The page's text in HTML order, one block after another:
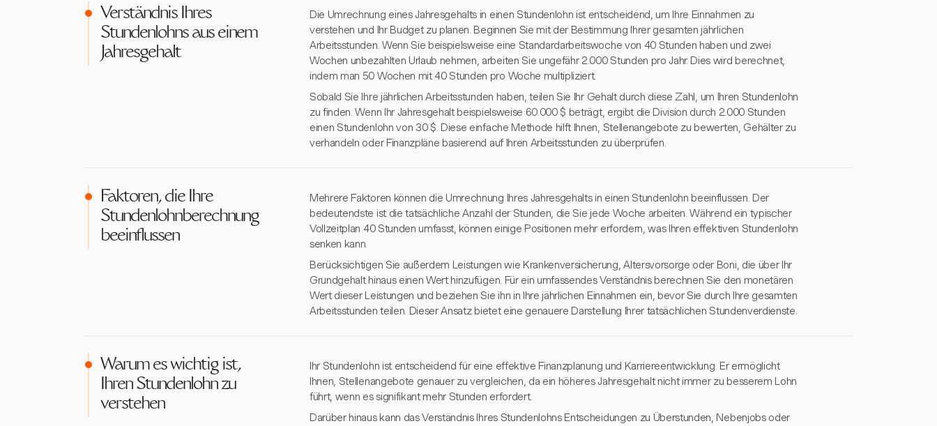
Verständnis Ihres
Stundenlohns aus einem
Jahresgehalt
Die Umrechnung eines Jahresgehalts in einen Stundenlohn ist entscheidend, um Ihre Einnahmen zu
verstehen und Ihr Budget zu planen. Beginnen Sie mit der Bestimmung Ihrer gesamten jährlichen
Arbeitsstunden. Wenn Sie beispielsweise eine Standardarbeitswoche von 40 Stunden haben und zwei
Wochen unbezahlten Urlaub nehmen, arbeiten Sie ungefähr 2.000 Stunden pro Jahr. Dies wird berechnet,
indem man 50 Wochen mit 40 Stunden pro Woche multipliziert.
Sobald Sie Ihre jährlichen Arbeitsstunden haben, teilen Sie Ihr Gehalt durch diese Zahl, um Ihren Stundenlohn
zu finden. Wenn Ihr Jahresgehalt beispielsweise 60.000 $ beträgt, ergibt die Division durch 2.000 Stunden
einen Stundenlohn von 30 $. Diese einfache Methode hilft Ihnen, Stellenangebote zu bewerten, Gehälter zu
verhandeln oder Finanzpläne basierend auf Ihren Arbeitsstunden zu überprüfen.
Faktoren, die Ihre
Stundenlohnberechnung
beeinflussen
Mehrere Faktoren können die Umrechnung Ihres Jahresgehalts in einen Stundenlohn beeinflussen. Der
bedeutendste ist die tatsächliche Anzahl der Stunden, die Sie jede Woche arbeiten. Während ein typischer
Vollzeitplan 40 Stunden umfasst, können einige Positionen mehr erfordern, was Ihren effektiven Stundenlohn
senken kann.
Berücksichtigen Sie außerdem Leistungen wie Krankenversicherung, Altersvorsorge oder Boni, die über Ihr
Grundgehalt hinaus einen Wert hinzufügen. Für ein umfassendes Verständnis berechnen Sie den monetären
Wert dieser Leistungen und beziehen Sie ihn in Ihre jährlichen Einnahmen ein, bevor Sie durch Ihre gesamten
Arbeitsstunden teilen. Dieser Ansatz bietet eine genauere Darstellung Ihrer tatsächlichen Stundenverdienste.
Warum es wichtig ist,
Ihren Stundenlohn zu
verstehen
Ihr Stundenlohn ist entscheidend für eine effektive Finanzplanung und Karriereentwicklung. Er ermöglicht
Ihnen, Stellenangebote genauer zu vergleichen, da ein höheres Jahresgehalt nicht immer zu besserem Lohn
führt, wenn es signifikant mehr Stunden erfordert.
Darüber hinaus kann das Verständnis Ihres Stundenlohns Entscheidungen zu Überstunden, Nebenjobs oder